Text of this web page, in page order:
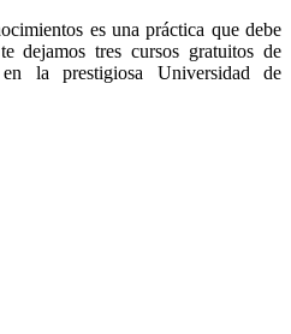
es una práctica que debe
dejamos tres cursos gratuitos de
la prestigiosa Universidad de